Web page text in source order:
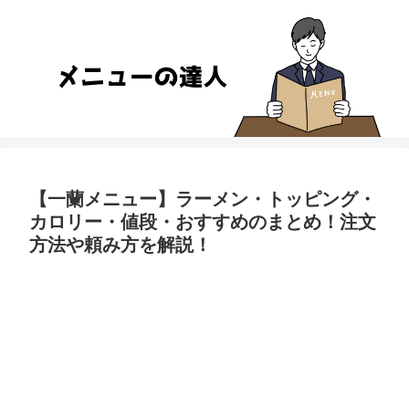
【一蘭メニュー】ラーメン・トッピング・
カロリー・値段・おすすめのまとめ！注文
方法や頼み方を解説！